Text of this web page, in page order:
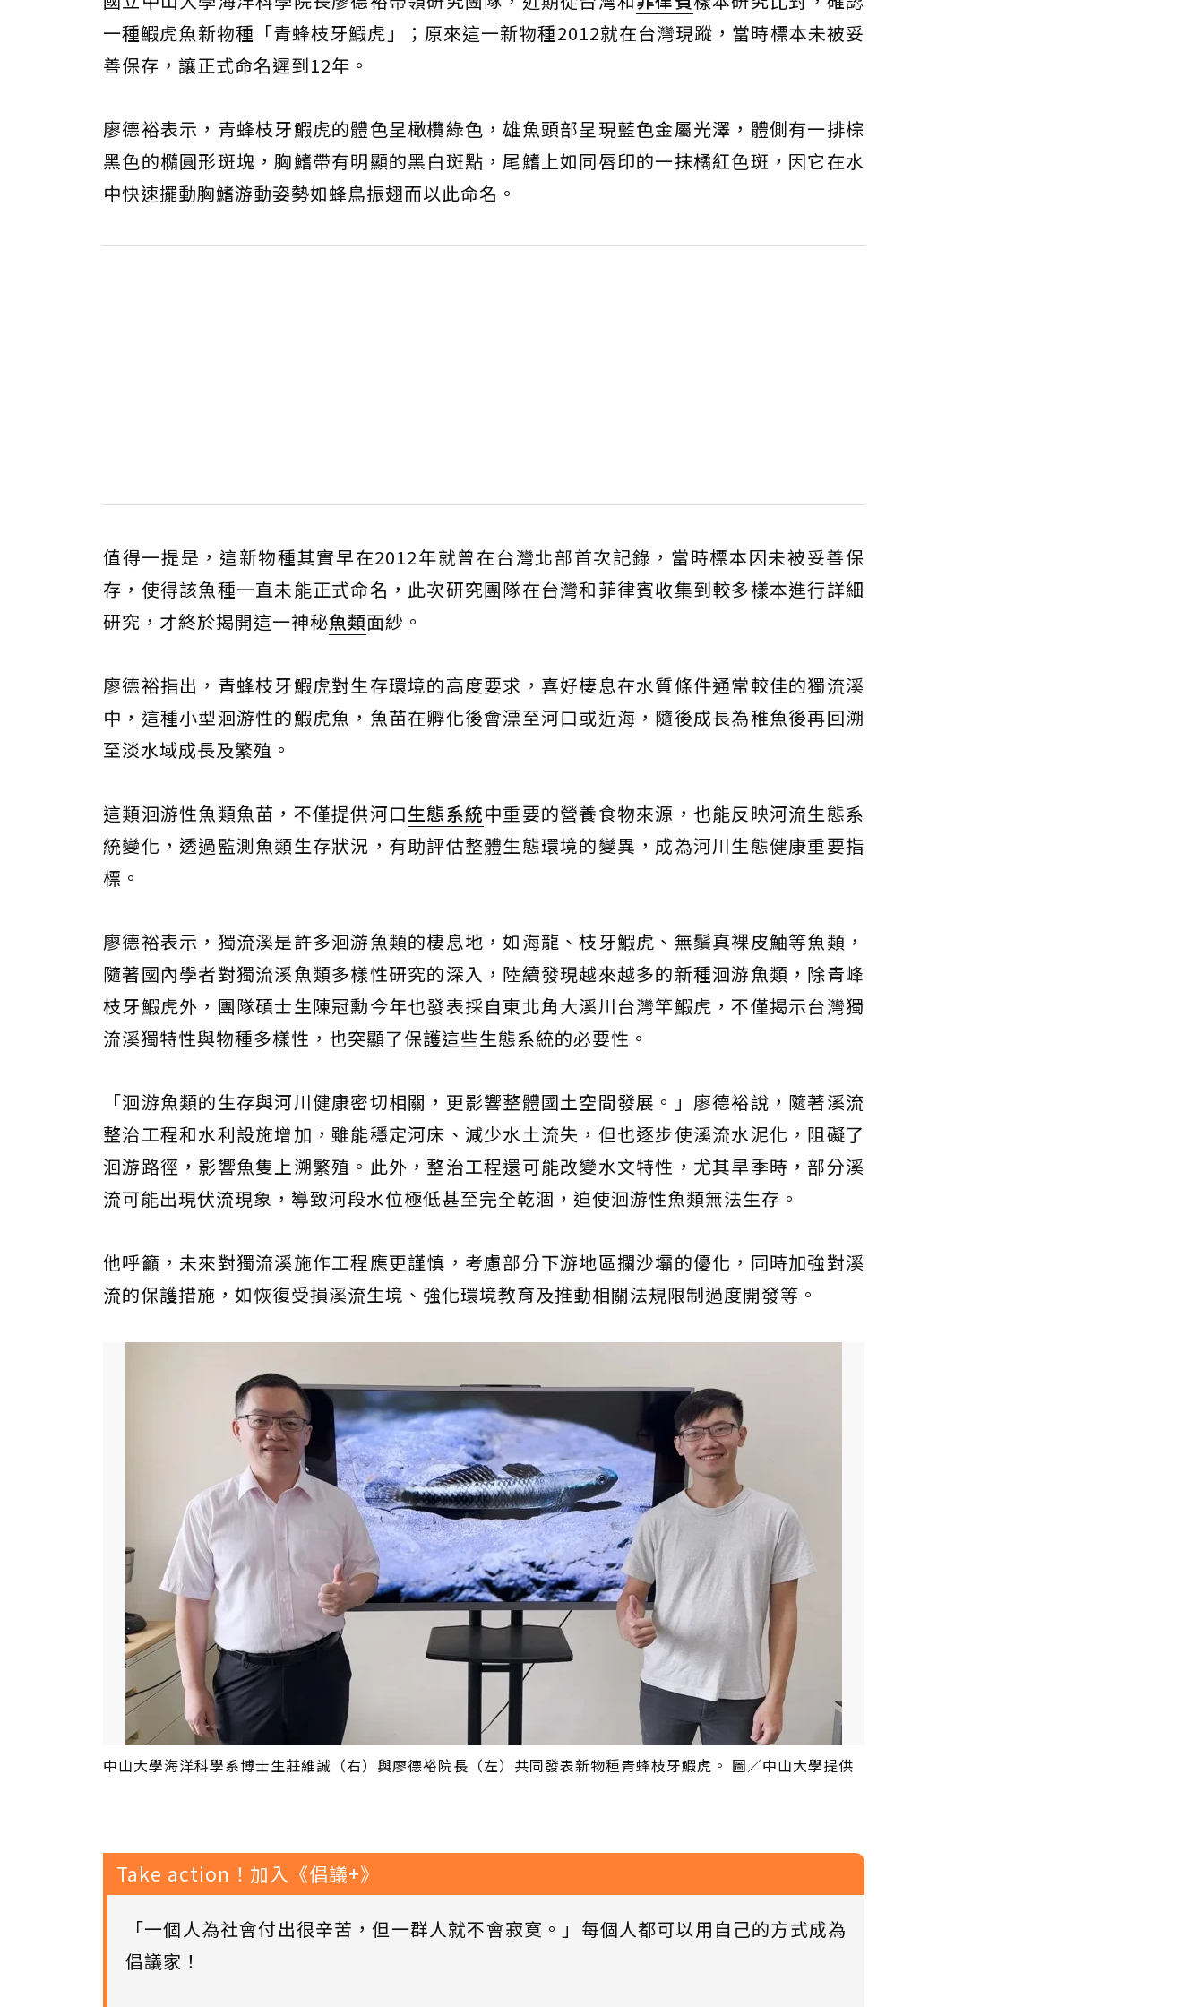
一種鰕虎魚新物種「青蜂枝牙鰕虎」；原來這一新物種2012就在台灣現蹤，當時標本未被妥
善保存，讓正式命名遲到12年。
廖德裕表示，青蜂枝牙鰕虎的體色呈橄欖綠色，雄魚頭部呈現藍色金屬光澤，體側有一排棕
黑色的橢圓形斑塊，胸鰭帶有明顯的黑白斑點，尾鰭上如同唇印的一抹橘紅色斑，因它在水
中快速擺動胸鰭游動姿勢如蜂鳥振翅而以此命名。
值得一提是，這新物種其實早在2012年就曾在台灣北部首次記錄，當時標本因未被妥善保
存，使得該魚種一直未能正式命名，此次研究團隊在台灣和菲律賓收集到較多樣本進行詳細
研究，才終於揭開這一神秘魚類面紗。
廖德裕指出，青蜂枝牙鰕虎對生存環境的高度要求，喜好棲息在水質條件通常較佳的獨流溪
中，這種小型洄游性的鰕虎魚，魚苗在孵化後會漂至河口或近海，隨後成長為稚魚後再回溯
至淡水域成長及繁殖。
這類洄游性魚類魚苗，不僅提供河口生態系統中重要的營養食物來源，也能反映河流生態系
統變化，透過監測魚類生存狀況，有助評估整體生態環境的變異，成為河川生態健康重要指
標。
廖德裕表示，獨流溪是許多洄游魚類的棲息地，如海龍、枝牙鰕虎、無鬚真裸皮鮋等魚類，
隨著國內學者對獨流溪魚類多樣性研究的深入，陸續發現越來越多的新種洄游魚類，除青峰
枝牙鰕虎外，團隊碩士生陳冠勳今年也發表採自東北角大溪川台灣竿鰕虎，不僅揭示台灣獨
流溪獨特性與物種多樣性，也突顯了保護這些生態系統的必要性。
「洄游魚類的生存與河川健康密切相關，更影響整體國土空間發展。」廖德裕說，隨著溪流
整治工程和水利設施增加，雖能穩定河床、減少水土流失，但也逐步使溪流水泥化，阻礙了
洄游路徑，影響魚隻上溯繁殖。此外，整治工程還可能改變水文特性，尤其旱季時，部分溪
流可能出現伏流現象，導致河段水位極低甚至完全乾涸，迫使洄游性魚類無法生存。
他呼籲，未來對獨流溪施作工程應更謹慎，考慮部分下游地區攔沙壩的優化，同時加強對溪
流的保護措施，如恢復受損溪流生境、強化環境教育及推動相關法規限制過度開發等。
中山大學海洋科學系博士生莊維誠（右）與廖德裕院長（左）共同發表新物種青蜂枝牙鰕虎。 圖／中山大學提供
Take action！加入《倡議+》
「一個人為社會付出很辛苦，但一群人就不會寂寞。」每個人都可以用自己的方式成為
倡議家！